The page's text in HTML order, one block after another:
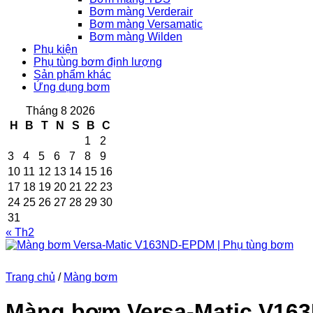
Bơm màng Verderair
Bơm màng Versamatic
Bơm màng Wilden
Phụ kiện
Phụ tùng bơm định lượng
Sản phẩm khác
Ứng dụng bơm
Tháng 8 2026
H
B T N S B
C
1
2
3
4 5 6 7 8
9
10 11 12 13 14 15 16
17 18 19 20 21 22 23
24 25 26 27 28 29 30
31
« Th2
Trang chủ / Màng bơm